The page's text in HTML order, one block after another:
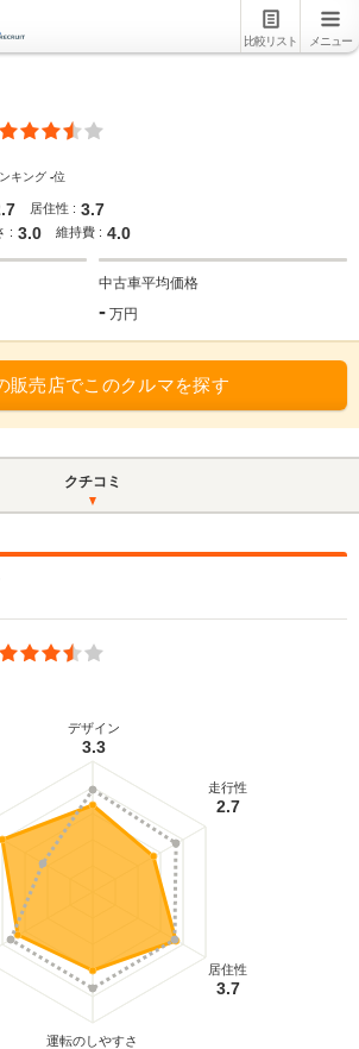
比較リスト メニュー
キング -位
居住性 : 3.7
: 3.0 維持費 : 4.0
中古車平均価格
- 万円
販売店でこのクルマを探す
クチコミ
デザイン
3.3
走行性
2.7
居住性
3.7
運転のしやすさ